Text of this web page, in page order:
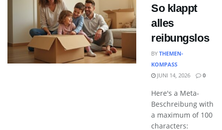
So klappt
alles
reibungslos
BY THEMEN-
KOMPASS
JUNI 14, 2026
0
Here's a Meta-
Beschreibung with
a maximum of 100
characters: